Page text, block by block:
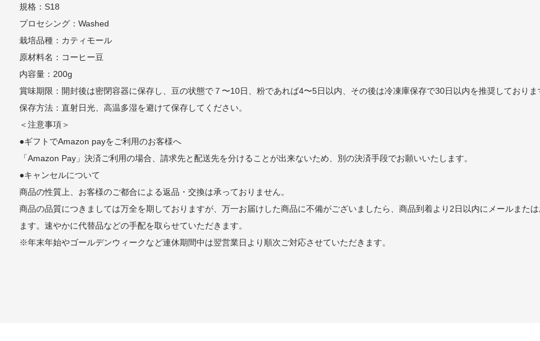
規格：S18
プロセシング：Washed
栽培品種：カティモール
原材料名：コーヒー豆
内容量：200g
賞味期限：開封後は密閉容器に保存し、豆の状態で７〜10日、粉であれば4〜5日以内、その後は冷凍庫保存で30日以内を推奨しておりま
保存方法：直射日光、高温多湿を避けて保存してください。
＜注意事項＞
●ギフトでAmazon payをご利用のお客様へ
「Amazon Pay」決済ご利用の場合、請求先と配送先を分けることが出来ないため、別の決済手段でお願いいたします。
●キャンセルについて
商品の性質上、お客様のご都合による返品・交換は承っておりません。
商品の品質につきましては万全を期しておりますが、万一お届けした商品に不備がございましたら、商品到着より2日以内にメールまた
ます。速やかに代替品などの手配を取らせていただきます。
※年末年始やゴールデンウィークなど連休期間中は翌営業日より順次ご対応させていただきます。